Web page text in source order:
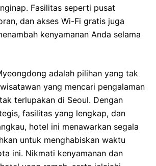
Fasilitas seperti pusat
dan akses Wi-Fi gratis juga
kenyamanan Anda selama
adalah pilihan yang tak
yang mencari pengalaman
terlupakan di Seoul. Dengan
fasilitas yang lengkap, dan
hotel ini menawarkan segala
untuk menghabiskan waktu
ini. Nikmati kenyamanan dan